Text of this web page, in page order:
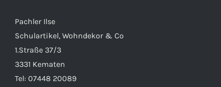
Pachler Ilse
Schulartikel, Wohndekor & Co
1.Straße 37/3
3331 Kematen
Tel: 07448 20089